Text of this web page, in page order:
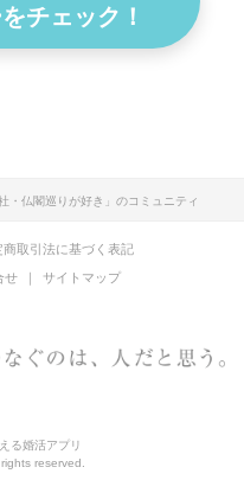
チェック！
社・仏閣巡りが好き」のコミュニティ
商取引法に基づく表記
せ サイトマップ
る婚活アプリ
reserved.